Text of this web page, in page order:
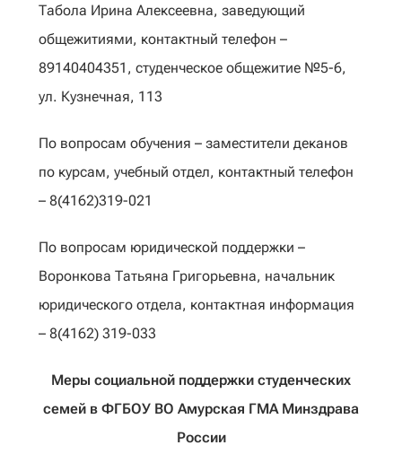
Табола Ирина Алексеевна, заведующий
общежитиями, контактный телефон –
89140404351, студенческое общежитие №5-6,
ул. Кузнечная, 113
По вопросам обучения – заместители деканов
по курсам, учебный отдел, контактный телефон
– 8(4162)319-021
По вопросам юридической поддержки –
Воронкова Татьяна Григорьевна, начальник
юридического отдела, контактная информация
– 8(4162) 319-033
Меры социальной поддержки студенческих
семей в ФГБОУ ВО Амурская ГМА Минздрава
России